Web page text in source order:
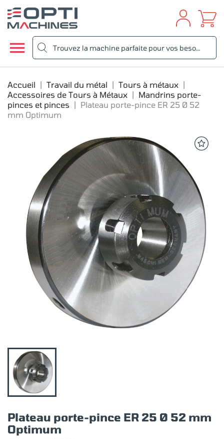

Accueil Travail du métal
Tours à métaux
Accessoires de Tours à Métaux
Mandrins porte-
pinces et pinces
Plateau porte-pince ER 25 Ø 52
mm Optimum
Plateau porte-pince ER 25 Ø 52 mm
Optimum